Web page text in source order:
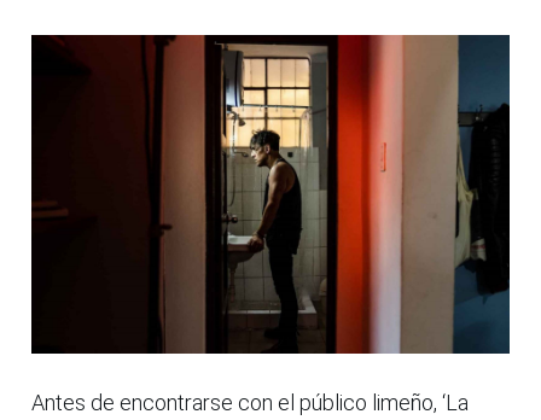
Antes de encontrarse con el público limeño, ‘La